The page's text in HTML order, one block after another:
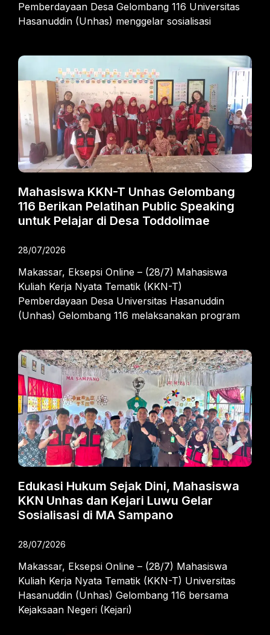
Pemberdayaan Desa Gelombang 116 Universitas
Hasanuddin (Unhas) menggelar sosialisasi
Mahasiswa KKN-T Unhas Gelombang
116 Berikan Pelatihan Public Speaking
untuk Pelajar di Desa Toddolimae
28/07/2026
Makassar, Eksepsi Online – (28/7) Mahasiswa
Kuliah Kerja Nyata Tematik (KKN-T)
Pemberdayaan Desa Universitas Hasanuddin
(Unhas) Gelombang 116 melaksanakan program
Edukasi Hukum Sejak Dini, Mahasiswa
KKN Unhas dan Kejari Luwu Gelar
Sosialisasi di MA Sampano
28/07/2026
Makassar, Eksepsi Online – (28/7) Mahasiswa
Kuliah Kerja Nyata Tematik (KKN-T) Universitas
Hasanuddin (Unhas) Gelombang 116 bersama
Kejaksaan Negeri (Kejari)